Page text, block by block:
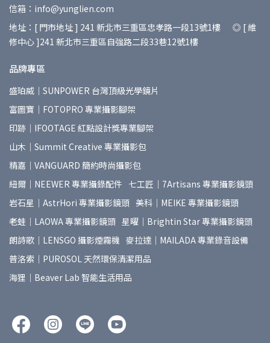
信箱：info@yunglien.com
地址：[ 門市地址 ] 241 新北市三重區忠孝路一段13號1樓 ◎ [ 維
修中心 ]241 新北市三重區自強路二段33巷12號1樓
品牌專區
盛珀威｜SUNPOWER 台灣頂級光學鏡片
富圖寶｜FOTOPRO 專業攝影腳架
印跡｜IFOOTAGE 紅點設計獎專業腳架
山木｜Summit Creative 專業攝影包
精嘉｜VANGUARD 簡約時尚攝影包
紐爾｜NEEWER 專業攝錄配件 七工匠｜7Artisans 專業攝影鏡頭
岩石星｜AstrHori 專業攝影鏡頭 美科｜MEIKE 專業攝影鏡頭
老蛙｜LAOWA 專業攝影鏡頭 星曜｜Brightin Star 專業攝影鏡頭
朗詩歌｜LENSGO 攝影煙霧機 麥拉達｜MAILADA 專業錄音設備
普洛索｜PUROSOL 天然環保清潔用品
海狸｜Beaver Lab 智能生活用品